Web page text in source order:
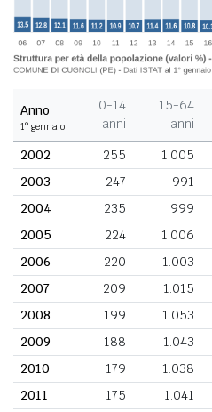
Anno
1° gennaio
0-14
anni
15-64
anni
2002
255 1.005
2003
247 991
2004
235 999
2005
224 1.006
2006
220 1.003
2007
209 1.015
2008
199 1.053
2009
188 1.043
2010
179 1.038
2011
175 1.041